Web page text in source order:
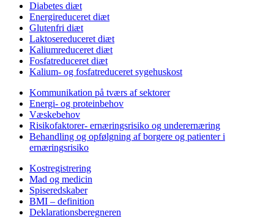
Diabetes diæt
Energireduceret diæt
Glutenfri diæt
Laktosereduceret diæt
Kaliumreduceret diæt
Fosfatreduceret diæt
Kalium- og fosfatreduceret sygehuskost
Kommunikation på tværs af sektorer
Energi- og proteinbehov
Væskebehov
Risikofaktorer- ernæringsrisiko og underernæring
Behandling og opfølgning af borgere og patienter i
ernæringsrisiko
Kostregistrering
Mad og medicin
Spiseredskaber
BMI – definition
Deklarationsberegneren